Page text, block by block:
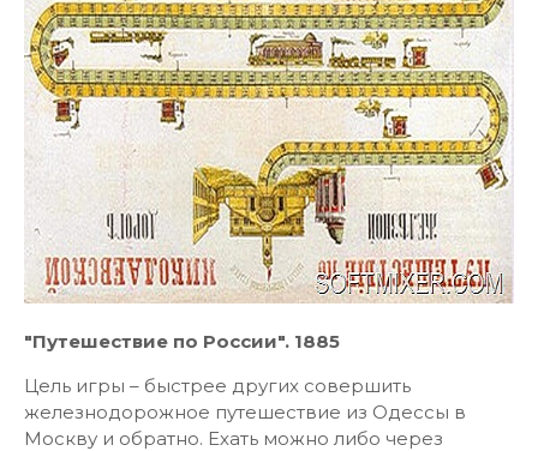
"Путешествие по России". 1885
Цель игры – быстрее других совершить
железнодорожное путешествие из Одессы в
Москву и обратно. Ехать можно либо через